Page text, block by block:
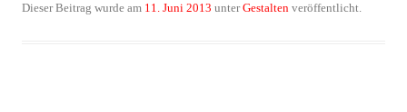
Dieser Beitrag wurde am 11. Juni 2013 unterGestalten veröffentlicht.